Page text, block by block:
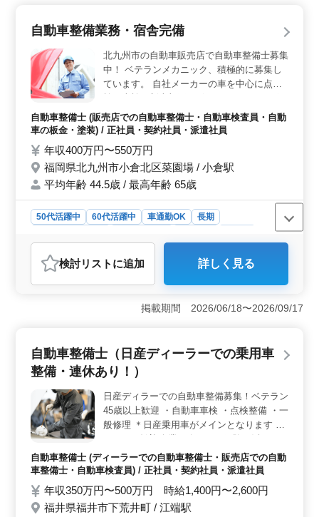
環境を整えました＞ 残業は少なめに設定し、プライベ
ートな時間を大切にできるよう配慮しています。交通費
は全額支給するため、通勤も経済的に利便性が高いで
す。さらに、車通勤も可能で、通勤手段を選びやすい環
境です。 ＜業務内容＞ 主な業務は、点検整備や車
検整備などの整備作業です。経験者の方には、より専門
的な作業もお任せします。検査員資格をお持ちの方は優
遇いたします。幅広い整備業務に携わりながら、確かな
技術を磨いていただけます。
自動車整備業務・宿舎完備
北九州市の自動車販売店で自動車整備士募集
中！ ベテランメカニック、積極的に募集し
ています。 自社メーカーの車を中心に点
行います。 ◯主な業務内容 ・定期点検整
備、納車整備、車検対応 ・部品の交換・取
の整備業務全般 ・お客さんの見積もり対応
・カーナビ・ETCの設置 ・オーディオ・ナ
ビ等の取付け コンパクトカーが中心ですの
で、性別問わず体への負担が少ない点が魅力
です。 ＊業務で使用するウェア・工具は全
て貸与です ＊駐車場無料（当社で購入した
車両に限る） ＊社宅：家賃（自己負担額）
３万円（本社近隣）給与天引きとなります。
ベテランメカニックとして培ってきた技術
を、存分に活かせる職場です！
自動車整備士 (販売店での自動車整備士・自動車検査員・自動
車の板金・塗装) / 正社員・契約社員・派遣社員
年収400万円〜550万円
福岡県北九州市小倉北区菜園場 / 小倉駅
平均年齢 44.5歳 / 最高年齢 65歳
50代活躍中 60代活躍中 車通勤OK
長期
自動車整備士
おすすめポイント
＜ベテランメカニック歓迎の職場＞ この求人は、自動
車整備士の経験を持つベテラン技術者を積極的に募集し
ています。整備経験は年数不問で、自社メーカーの車両
すい環境です。 ＜高収入と充実した福利厚生＞ 年
収400万円〜550万円と安定した収入が期待でき、賞与も
料で提供される点や、社宅も完備されており、家賃も3万
円とリーズナブルな価格で利用できます。福利厚生がし
っかりしているため、安心して長期的に働ける職場で
す。 ＜柔軟な勤務環境と休日制度＞ 残業は月平均
10時間と少なく、週5〜6日の勤務ですが、月曜日や第2火
曜日に加えて祝日や長期休暇も取得可能です。プライベ
ートを充実させながら働くことができる環境が整ってお
り、ワークライフバランスを重視する方にも最適な求人
です。
検討リスト に追加 詳しく見る
掲載期間 2026/06/18〜2026/09/17
自動車整備士（日産ディーラーでの乗用車
整備・連休あり！）
日産ディラーでの自動車整備募集！ベテラン
45歳以上歓迎 ・自動車車検 ・点検整備 ・一
般修理 ＊日産乗用車がメインとなります ＊
ベテラン歓迎企業で今までの経験を活かして
ください！
自動車整備士 (ディーラーでの自動車整備士・販売店での自動
車整備士・自動車検査員) / 正社員・契約社員・派遣社員
年収350万円〜500万円 時給1,400円〜2,600円
福井県福井市下荒井町 / 江端駅